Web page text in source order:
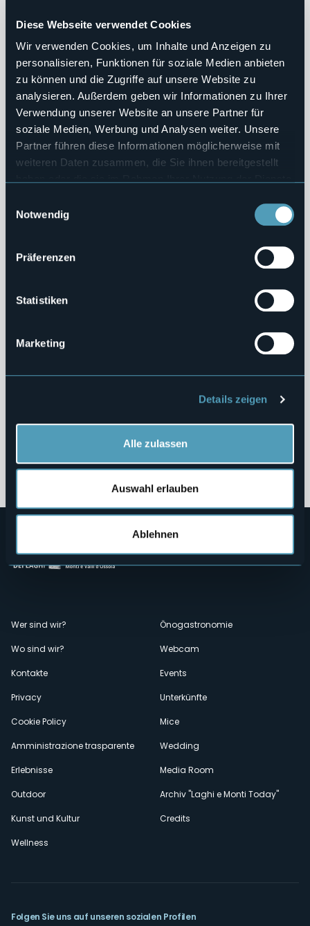
Diese Webseite verwendet Cookies
Wir verwenden Cookies, um Inhalte und Anzeigen zu
personalisieren, Funktionen für soziale Medien anbieten
zu können und die Zugriffe auf unsere Website zu
analysieren. Außerdem geben wir Informationen zu Ihrer
Verwendung unserer Website an unsere Partner für
soziale Medien, Werbung und Analysen weiter. Unsere
Partner führen diese Informationen möglicherweise mit
weiteren Daten zusammen, die Sie ihnen bereitgestellt
Notwendig
Präferenzen
Statistiken
Marketing
Details zeigen
Alle zulassen
Auswahl erlauben
Ablehnen
Controlli sulle imprese
Sovvenzioni, Contributi, Sussidi, Vantaggi Economici
Bilanci
Beni Immobili e Gestione Patrimonio
Controlli e rilievi sull'amministrazione
Pagamenti dell'Amministrazione
Opere Pubbliche
Strutture Sanitarie Private Accreditate
Interventi Straordinari e di Emergenza
Contributi Enti Pubblici ex L. 124/2017
Menù
secondario
Wer sind wir?
Wo sind wir?
Kontakte
Privacy
Cookie Policy
Amministrazione trasparente
Erlebnisse
Outdoor
Kunst und Kultur
Wellness
Önogastronomie
Webcam
Events
Unterkünfte
Mice
Wedding
Media Room
Archiv "Laghi e Monti Today"
Credits
Folgen Sie uns auf unseren sozialen Profilen